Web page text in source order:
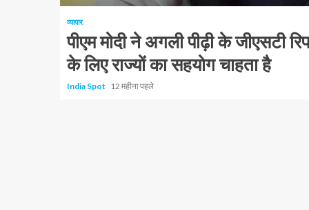
व्यापार
पीएम मोदी ने अगली पीढ़ी के जीएसटी
के लिए राज्यों का सहयोग चाहता है
India Spot 12 महीना पहले